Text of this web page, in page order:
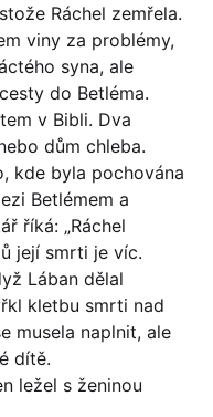
Ráchel zemřela.
viny za problémy,
syna, ale
do Betléma.
v Bibli. Dva
dům chleba.
kde byla pochována
Betlémem a
říká: „Ráchel
její smrti je víc.
Lában dělal
kletbu smrti nad
musela naplnit, ale
dítě.
ležel s ženinou